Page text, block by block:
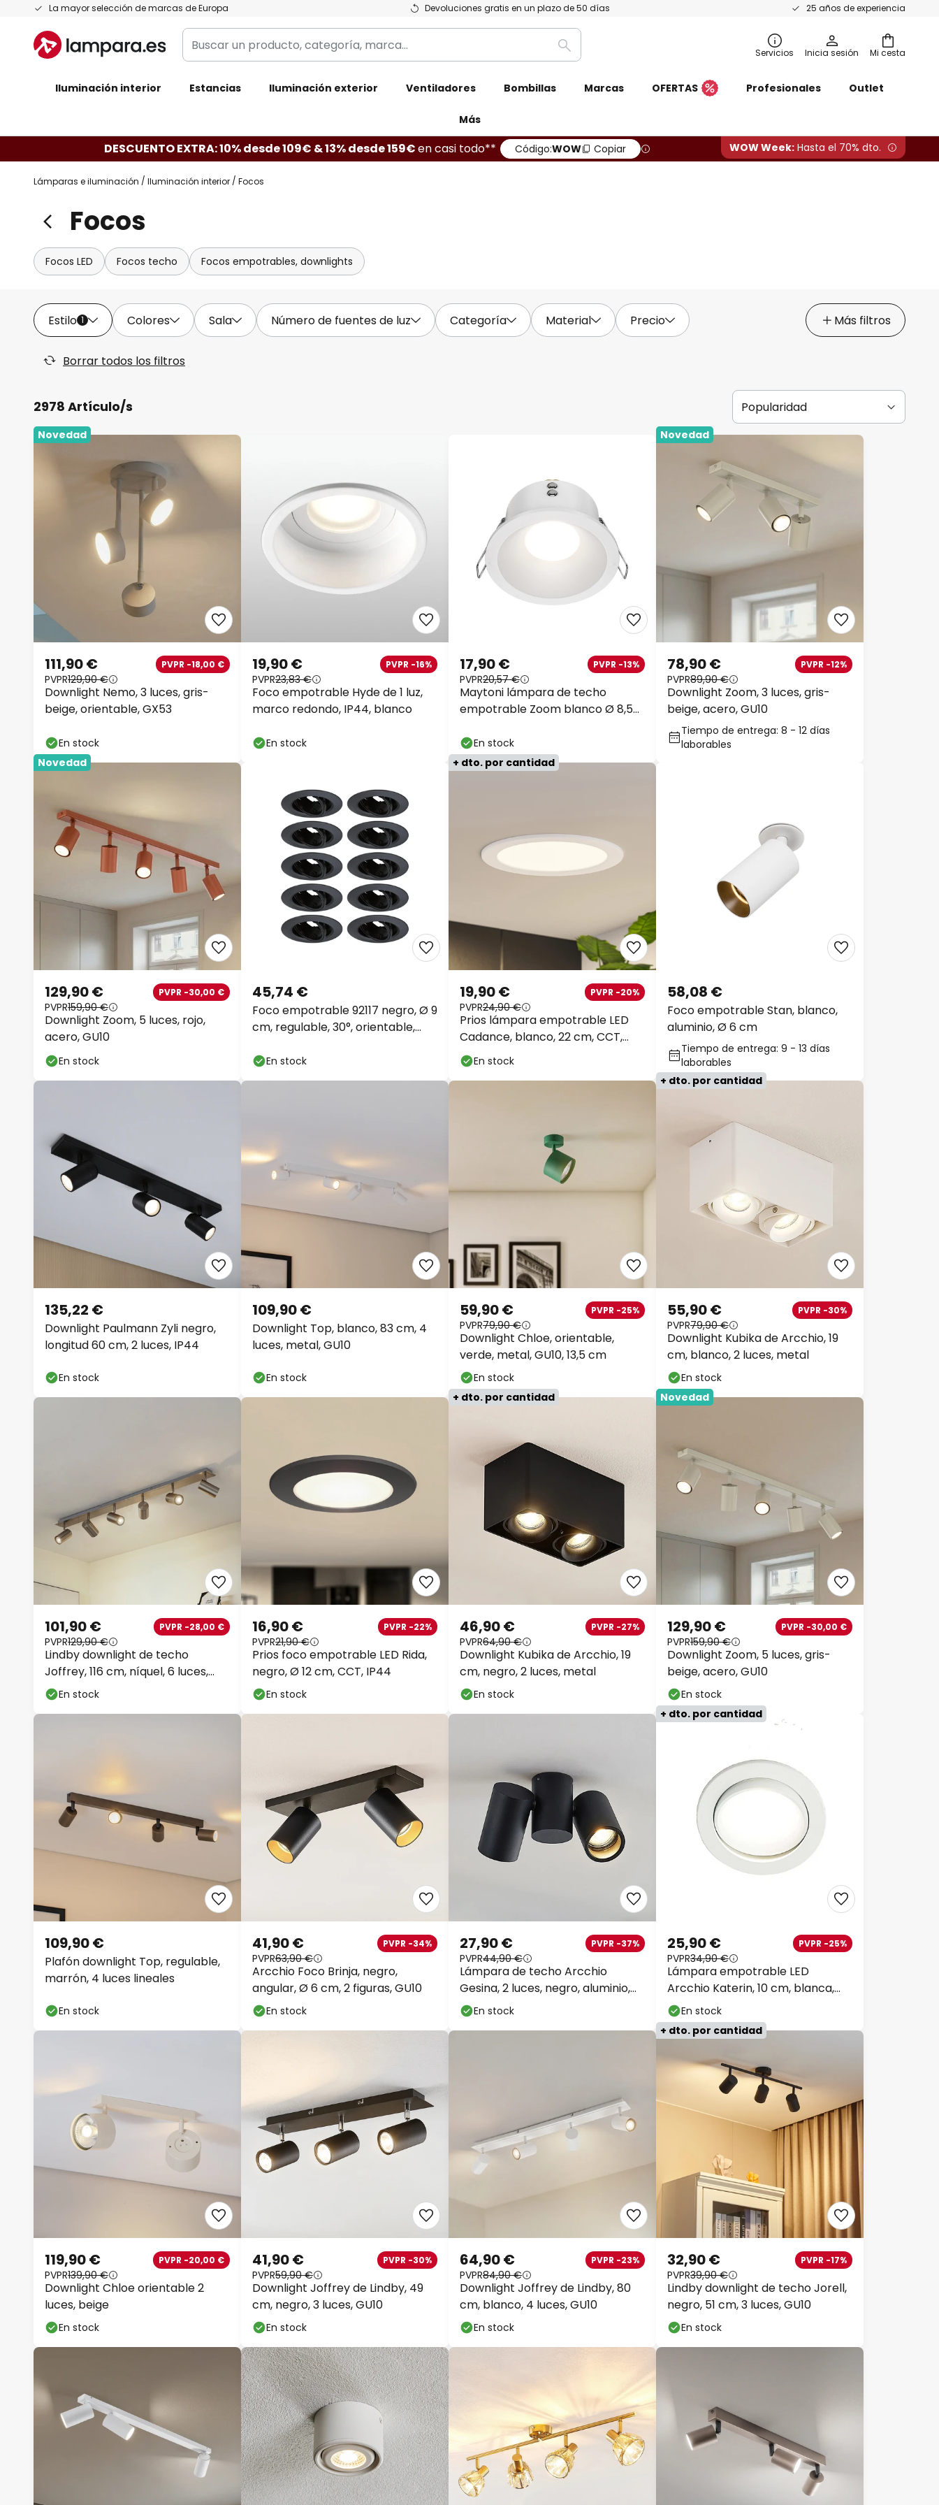
La mayor selección de marcas de Europa Devoluciones gratis en un plazo de 50 días 25 años de experiencia
Ir
contenido
Mi cesta
Buscar
un
categoría,
Buscar Servicios Inicia sesión
Iluminación interior Estancias Iluminación exterior Ventiladores Bombillas Marcas OFERTAS Profesionales Outlet
Más
DESCUENTO EXTRA: 10% desde 109€ & 13% desde 159€en casi todo** Código:WOW Copiar WOW Week: Hasta el 70% dto.
Lámparas e iluminación Iluminación interior Focos
Focos
Focos LED Focos techo Focos empotrables, downlights
Estilo 1 Colores Sala Número de fuentes de luz Categoría Material Precio Más filtros
Borrar todos los filtros
2978 Artículo/s
Novedad
Downlight Nemo, 3 luces, gris-
beige, orientable, GX53
111,90 € PVPR -18,00 €
PVPR129,90 €
En stock
Foco empotrable Hyde de 1 luz,
marco redondo, IP44, blanco
19,90 € PVPR -16%
PVPR23,83 €
En stock
Maytoni lámpara de techo
empotrable Zoom blanco Ø 8,5
17,90 € PVPR -13%
PVPR20,57 €
En stock
Novedad
Downlight Zoom, 3 luces, gris-
beige, acero, GU10
78,90 € PVPR -12%
PVPR89,90 €
Tiempo de entrega: 8 - 12 días
laborables
Novedad
Downlight Zoom, 5 luces, rojo,
acero, GU10
129,90 € PVPR -30,00 €
PVPR159,90 €
En stock
Foco empotrable 92117 negro, Ø 9
cm, regulable, 30°, orientable,
45,74 €
En stock
+ dto. por cantidad
Prios lámpara empotrable LED
Cadance, blanco, 22 cm, CCT,
IP44
19,90 € PVPR -20%
PVPR24,90 €
En stock
Foco empotrable Stan, blanco,
aluminio, Ø 6 cm
58,08 €
Tiempo de entrega: 9 - 13 días
laborables
Downlight Paulmann Zyli negro,
longitud 60 cm, 2 luces, IP44
135,22 €
En stock
Downlight Top, blanco, 83 cm, 4
luces, metal, GU10
109,90 €
En stock
Downlight Chloe, orientable,
verde, metal, GU10, 13,5 cm
59,90 € PVPR -25%
PVPR79,90 €
En stock
+ dto. por cantidad
Downlight Kubika de Arcchio, 19
cm, blanco, 2 luces, metal
55,90 € PVPR -30%
PVPR79,90 €
En stock
Lindby downlight de techo
Joffrey, 116 cm, níquel, 6 luces,
GU10
101,90 € PVPR -28,00 €
PVPR129,90 €
En stock
Prios foco empotrable LED Rida,
negro, Ø 12 cm, CCT, IP44
16,90 € PVPR -22%
PVPR21,90 €
En stock
+ dto. por cantidad
Downlight Kubika de Arcchio, 19
cm, negro, 2 luces, metal
46,90 € PVPR -27%
PVPR64,90 €
En stock
Novedad
Downlight Zoom, 5 luces, gris-
beige, acero, GU10
129,90 € PVPR -30,00 €
PVPR159,90 €
En stock
Plafón downlight Top, regulable,
marrón, 4 luces lineales
109,90 €
En stock
Arcchio Foco Brinja, negro,
angular, Ø 6 cm, 2 figuras, GU10
41,90 € PVPR -34%
PVPR63,90 €
En stock
Lámpara de techo Arcchio
Gesina, 2 luces, negro, aluminio,
17,5 cm
27,90 € PVPR -37%
PVPR44,90 €
En stock
+ dto. por cantidad
Lámpara empotrable LED
Arcchio Katerin, 10 cm, blanca,
orientable
25,90 € PVPR -25%
PVPR34,90 €
En stock
Downlight Chloe orientable 2
luces, beige
119,90 € PVPR -20,00 €
PVPR139,90 €
En stock
Downlight Joffrey de Lindby, 49
cm, negro, 3 luces, GU10
41,90 € PVPR -30%
PVPR59,90 €
En stock
Downlight Joffrey de Lindby, 80
cm, blanco, 4 luces, GU10
64,90 € PVPR -23%
PVPR84,90 €
En stock
+ dto. por cantidad
Lindby downlight de techo Jorell,
negro, 51 cm, 3 luces, GU10
32,90 € PVPR -17%
PVPR39,90 €
En stock